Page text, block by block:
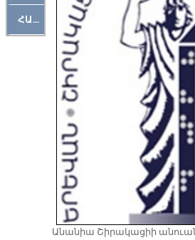
ՀԱՐԹԱԿ
Ա­նա­նիա Շի­րա­կա­ցիի